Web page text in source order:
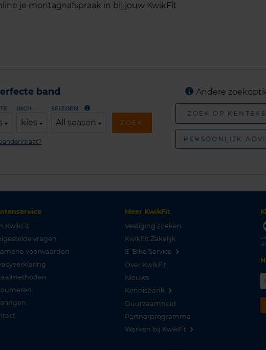
je montageafspraak in bij jouw KwikFit
band
INCH
kies
SEIZOEN
All season ZOEK
Andere
ZOEK OP
PERSOONLIJK
KwikFit
vragen
voorwaarden
Meer KwikFit
Vestiging zoeken
KwikFit Zakelijk
E-Bike Service
Over KwikFit
Nieuws
Kennisbank
Duurzaamheid
Partnerprogramma
Werken bij KwikFit